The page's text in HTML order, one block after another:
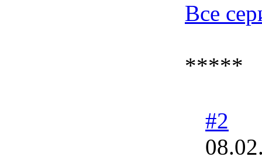
Все
*****
#2